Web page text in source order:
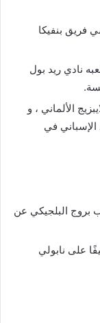
فريق بنفيكا
نادي ريد بول
الألماني ، و
الإسباني في
بروج البلجيكي عن
على نابولي